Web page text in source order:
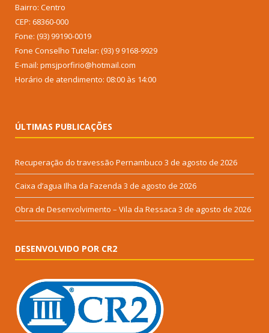
Bairro: Centro
CEP: 68360-000
Fone: (93) 99190-0019
Fone Conselho Tutelar: (93) 9 9168-9929
E-mail: pmsjporfirio@hotmail.com
Horário de atendimento: 08:00 às 14:00
ÚLTIMAS PUBLICAÇÕES
Recuperação do travessão Pernambuco 3 de agosto de 2026
Caixa d’agua Ilha da Fazenda 3 de agosto de 2026
Obra de Desenvolvimento – Vila da Ressaca 3 de agosto de 2026
DESENVOLVIDO POR CR2